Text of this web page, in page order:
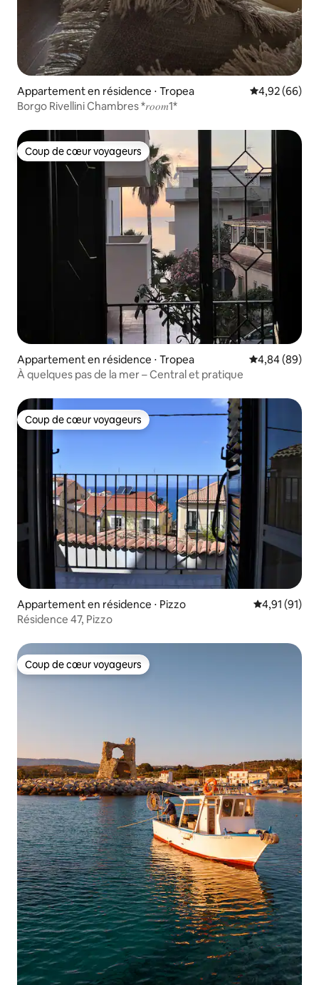
Appartement en résidence ⋅ Tropea Évaluation
4,92 (66)
Borgo Rivellini Chambres *𝑟𝑜𝑜𝑚1*
Coup de cœur voyageurs
Coup de cœur voyageurs
Appartement en résidence ⋅ Tropea Évaluation
4,84 (89)
À quelques pas de la mer – Central et pratique
Coup de cœur voyageurs
Coup de cœur voyageurs
Appartement en résidence ⋅ Pizzo Évaluation
4,91 (91)
Résidence 47, Pizzo
Coup de cœur voyageurs
Coup de cœur voyageurs